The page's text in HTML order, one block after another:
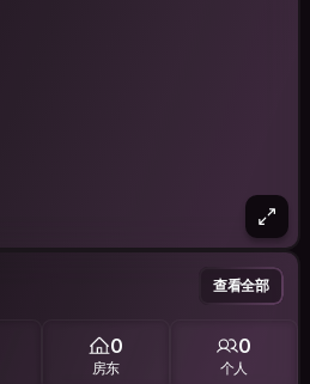
查看全部
0
房东
0
个人